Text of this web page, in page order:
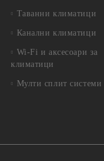
Таванни климатици
Канални климатици
Wi-Fi и аксесоари за
климатици
Мулти сплит системи